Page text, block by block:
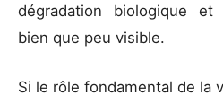
dégradation biologique et
bien que peu visible.
Si le rôle fondamental de la